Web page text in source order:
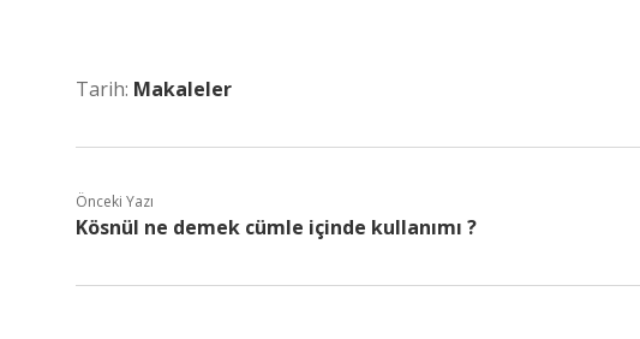
Tarih: Makaleler
Önceki Yazı
Kösnül ne demek cümle içinde kullanımı ?